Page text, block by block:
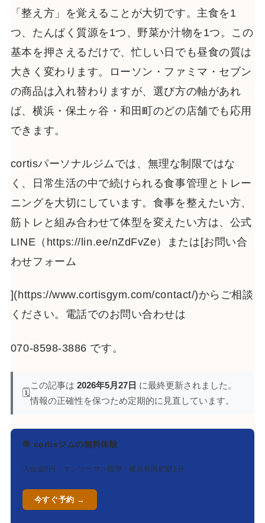
「整え方」を覚えることが大切です。主食を1
つ、たんぱく質源を1つ、野菜か汁物を1つ。この
基本を押さえるだけで、忙しい日でも昼食の質は
大きく変わります。ローソン・ファミマ・セブン
の商品は入れ替わりますが、選び方の軸があれ
ば、横浜・保土ヶ谷・和田町のどの店舗でも応用
できます。
cortisパーソナルジムでは、無理な制限ではな
く、日常生活の中で続けられる食事管理とトレー
ニングを大切にしています。食事を整えたい方、
筋トレと組み合わせて体型を変えたい方は、公式
LINE（https://lin.ee/nZdFvZe）または[お問い合
わせフォーム
](https://www.cortisgym.com/contact/)からご相談
ください。電話でのお問い合わせは
070-8598-3886 です。
🗓️
この記事は 2026年5月27日 に最終更新されました。
情報の正確性を保つため定期的に見直しています。
🎯 cortisジムの無料体験
入会金0円・マンツーマン指導・横浜和田町駅1分
今すぐ予約 →